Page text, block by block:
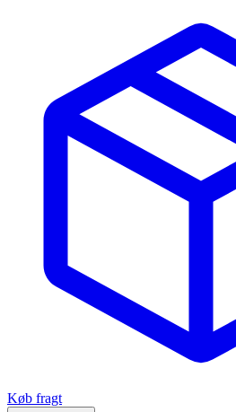
Køb fragt